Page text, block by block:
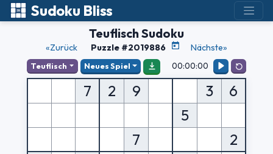
Sudoku Bliss
Teuflisch Sudoku
«Zurück Puzzle #2019886 Nächste»
Teuflisch Neues Spiel 00:00:00
7 2 9 3
6
5
7
2